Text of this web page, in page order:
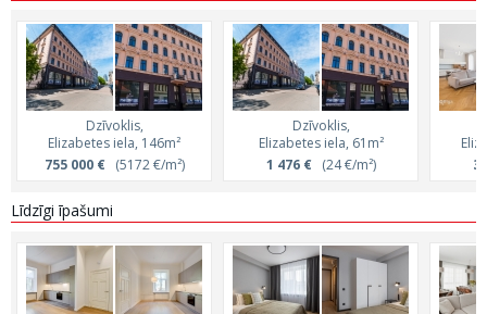
Dzīvoklis,
Elizabetes iela, 146m²
755 000 €(5172 €/m²)
Dzīvoklis,
Elizabetes iela, 61m²
1 476 €(24 €/m²)
3
Līdzīgi īpašumi